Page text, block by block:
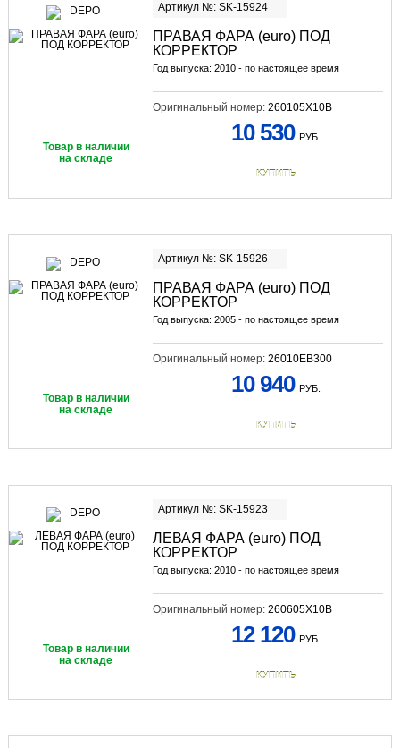
Артикул №: SK-15924
ПРАВАЯ ФАРА (euro) ПОД
КОРРЕКТОР
Год выпуска: 2010 - по настоящее время
Оригинальный номер: 260105X10B
Товар в наличии
на складе
10 530 РУБ.
КУПИТЬ
Артикул №: SK-15926
ПРАВАЯ ФАРА (euro) ПОД
КОРРЕКТОР
Год выпуска: 2005 - по настоящее время
Оригинальный номер: 26010EB300
Товар в наличии
на складе
10 940 РУБ.
КУПИТЬ
Артикул №: SK-15923
ЛЕВАЯ ФАРА (euro) ПОД
КОРРЕКТОР
Год выпуска: 2010 - по настоящее время
Оригинальный номер: 260605X10B
Товар в наличии
на складе
12 120 РУБ.
КУПИТЬ